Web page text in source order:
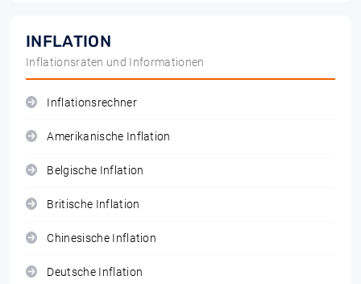
INFLATION
Inflationsraten und Informationen
Inflationsrechner
Amerikanische Inflation
Belgische Inflation
Britische Inflation
Chinesische Inflation
Deutsche Inflation